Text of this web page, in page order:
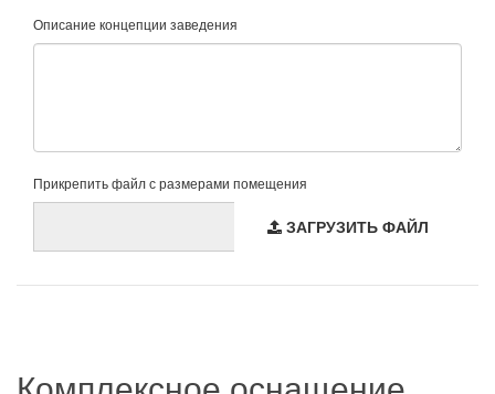
Описание концепции заведения
Прикрепить файл с размерами помещения
ЗАГРУЗИТЬ ФАЙЛ